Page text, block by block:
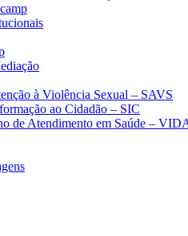
à Violência Sexual – SAVS
ao Cidadão – SIC
de Atendimento em Saúde –